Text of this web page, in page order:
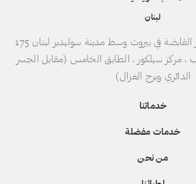
لبنان
المقر الرئيسي لشركة سيلكور القابضة في بيروت وسط مدينة سوليدير لبنان 175
، مركز سيلكور ، الطابق الخامس (مقابل الجسر
الدائري وبرج الغزال)
خدماتنا
خدمات مفضلة
من نحن